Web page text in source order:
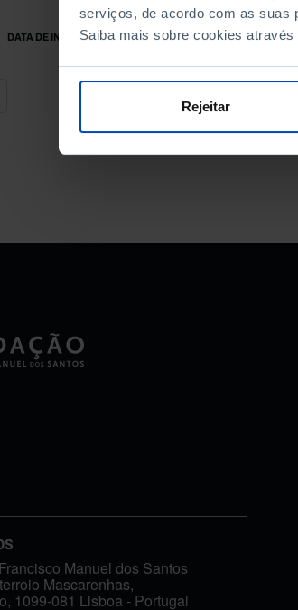
serviços, de acordo com as suas
Saiba mais sobre cookies
Rejeitar
DATA DE INÍCIO
Manuel dos Santos
Mascarenhas,
1099-081 Lisboa - Portugal